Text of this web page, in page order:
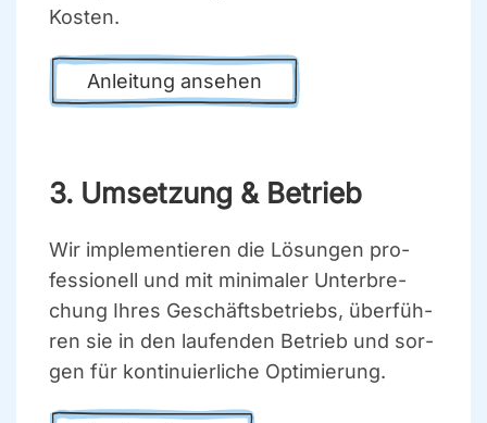
Kos­ten.
Anlei­tung anse­hen
3. Umset­zung & Betrieb
Wir imple­men­tie­ren die Lösun­gen pro­
fes­sio­nell und mit mini­ma­ler Unter­bre­
chung Ihres Geschäfts­be­triebs, über­füh­
ren sie in den lau­fen­den Betrieb und sor­
gen für kon­ti­nu­ier­li­che Opti­mie­rung.